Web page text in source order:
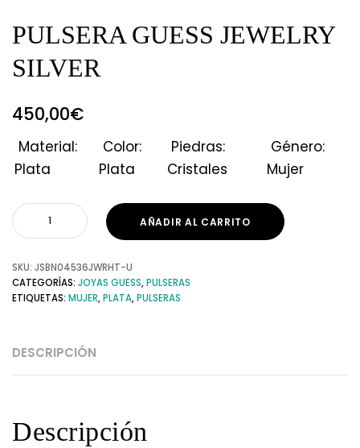
PULSERA GUESS JEWELRY
SILVER
450,00€
Material:
Plata
Color:
Plata
Piedras:
Cristales
Género:
Mujer
AÑADIR AL CARRITO
SKU: JSBN04536JWRHT-U
CATEGORÍAS: JOYAS GUESS,PULSERAS
ETIQUETAS: MUJER,PLATA,PULSERAS
DESCRIPCIÓN
Descripción